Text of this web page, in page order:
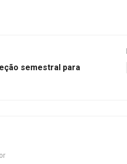
semestral para